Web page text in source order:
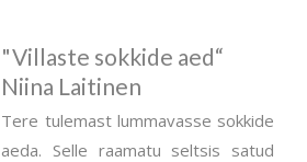
"Villaste sokkide aed“
Niina Laitinen
Tere tulemast lummavasse sokkide
aeda. Selle raamatu seltsis satud